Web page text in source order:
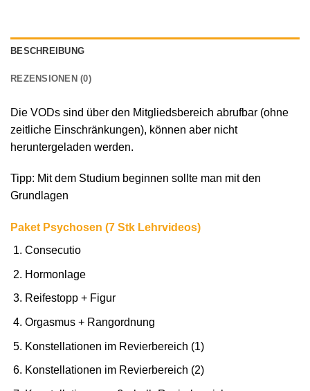
BESCHREIBUNG
REZENSIONEN (0)
Die VODs sind über den Mitgliedsbereich abrufbar (ohne
zeitliche Einschränkungen), können aber nicht
heruntergeladen werden.
Tipp: Mit dem Studium beginnen sollte man mit den
Grundlagen
Paket Psychosen (7 Stk Lehrvideos)
Consecutio
Hormonlage
Reifestopp + Figur
Orgasmus + Rangordnung
Konstellationen im Revierbereich (1)
Konstellationen im Revierbereich (2)